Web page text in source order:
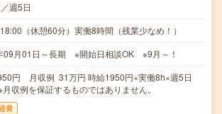
週5日
（休憩60分）実働8時間（残業少なめ！）
09月01日～長期 ※開始日相談OK ※9月～！
円 月収例 31万円 時給1950円×実働8h×週5日
収例を保証するものではありません。
費